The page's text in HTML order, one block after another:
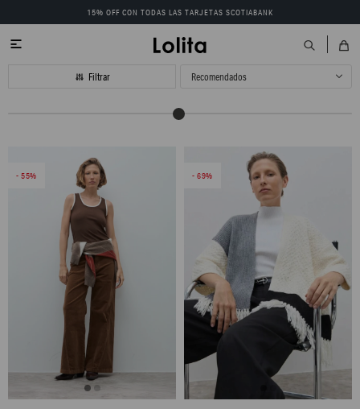
15% OFF CON TODAS LAS TARJETAS SCOTIABANK

Recomendados
55 69